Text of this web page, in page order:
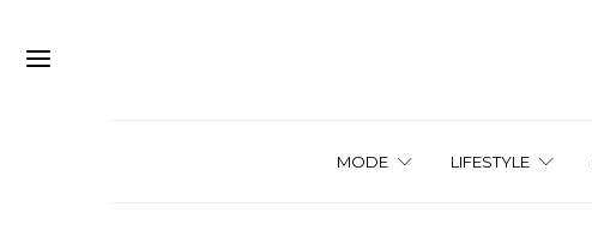
MODE LIFESTYLE